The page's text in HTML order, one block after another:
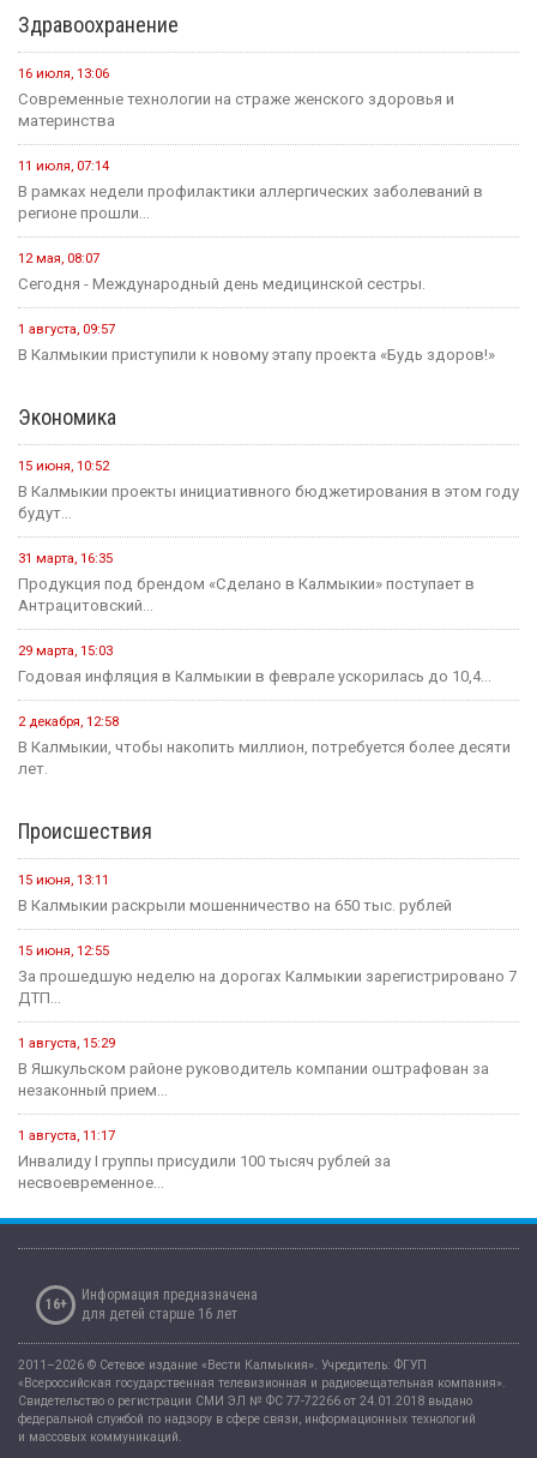
Здравоохранение
16 июля, 13:06
Современные технологии на страже женского здоровья и
материнства
11 июля, 07:14
В рамках недели профилактики аллергических заболеваний в
регионе прошли...
12 мая, 08:07
Сегодня - Международный день медицинской сестры.
1 августа, 09:57
В Калмыкии приступили к новому этапу проекта «Будь здоров!»
Экономика
15 июня, 10:52
В Калмыкии проекты инициативного бюджетирования в этом году
будут...
31 марта, 16:35
Продукция под брендом «Сделано в Калмыкии» поступает в
Антрацитовский...
29 марта, 15:03
Годовая инфляция в Калмыкии в феврале ускорилась до 10,4...
2 декабря, 12:58
В Калмыкии, чтобы накопить миллион, потребуется более десяти
лет.
Происшествия
15 июня, 13:11
В Калмыкии раскрыли мошенничество на 650 тыс. рублей
15 июня, 12:55
За прошедшую неделю на дорогах Калмыкии зарегистрировано 7
ДТП...
1 августа, 15:29
В Яшкульском районе руководитель компании оштрафован за
незаконный прием...
1 августа, 11:17
Инвалиду I группы присудили 100 тысяч рублей за
несвоевременное...
16+
Информация предназначена
для детей старше 16 лет
2011–2026 © Сетевое издание «Вести Калмыкия». Учредитель: ФГУП
«Всероссийская государственная телевизионная и радиовещательная компания».
Свидетельство о регистрации СМИ ЭЛ № ФС 77-72266 от 24.01.2018 выдано
федеральной службой по надзору в сфере связи, информационных технологий
и массовых коммуникаций.